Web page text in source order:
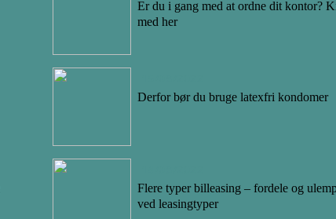
Er du i gang med at ordne dit kontor?
med her
Derfor bør du bruge latexfri kondomer
Flere typer billeasing – fordele og
ved leasingtyper